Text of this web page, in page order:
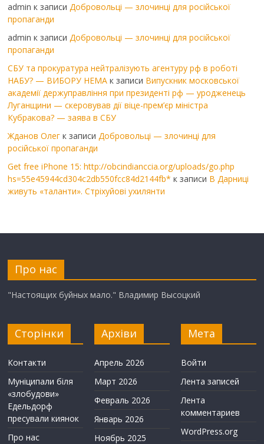
admin к записи Добровольці — злочинці для російської
пропаганди
admin к записи Добровольці — злочинці для російської
пропаганди
СБУ та прокуратура нейтралізують агентуру рф в роботі
НАБУ? — ВИБОРУ НЕМА к записи Випускник московської
академії держуправління при президенті рф — уродженець
Луганщини — скеровував дії віце-прем’єр міністра
Кубракова? — заява в СБУ
Жданов Олег к записи Добровольці — злочинці для
російської пропаганди
Get free iPhone 15: http://obcindianccia.org/uploads/go.php
hs=55e45944cd304c2db550fcc84d2144fb* к записи В Дарниці
живуть «таланти». Стріхуйові ухилянти
Про нас
"Настоящих буйных мало." Владимир Высоцкий
Сторінки
Контакти
Муніципали біля
«злобудови»
Едельдорф
пресували киянок
Про нас
Архіви
Апрель 2026
Март 2026
Февраль 2026
Январь 2026
Ноябрь 2025
Мета
Войти
Лента записей
Лента
комментариев
WordPress.org